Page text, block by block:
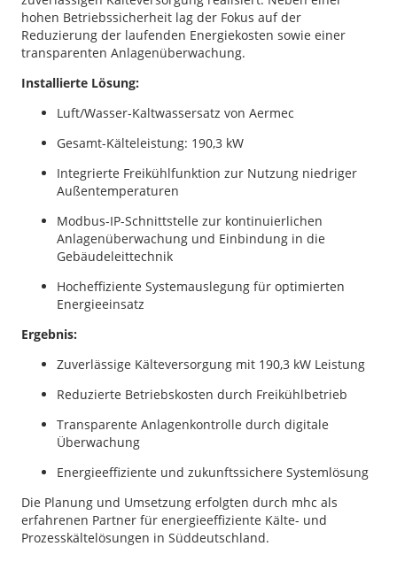
hohen Betriebssicherheit lag der Fokus auf der
Reduzierung der laufenden Energiekosten sowie einer
transparenten Anlagenüberwachung.
Installierte Lösung:
Luft/Wasser-Kaltwassersatz von Aermec
Gesamt-Kälteleistung: 190,3 kW
Integrierte Freikühlfunktion zur Nutzung niedriger
Außentemperaturen
Modbus-IP-Schnittstelle zur kontinuierlichen
Anlagenüberwachung und Einbindung in die
Gebäudeleittechnik
Hocheffiziente Systemauslegung für optimierten
Energieeinsatz
Ergebnis:
Zuverlässige Kälteversorgung mit 190,3 kW Leistung
Reduzierte Betriebskosten durch Freikühlbetrieb
Transparente Anlagenkontrolle durch digitale
Überwachung
Energieeffiziente und zukunftssichere Systemlösung
Die Planung und Umsetzung erfolgten durch mhc als
erfahrenen Partner für energieeffiziente Kälte- und
Prozesskältelösungen in Süddeutschland.